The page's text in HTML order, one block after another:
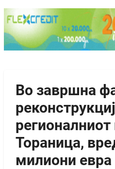
Во завршна
Тораница,
милиони евра